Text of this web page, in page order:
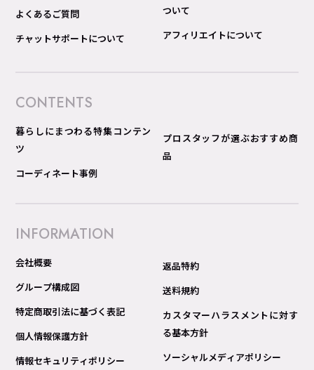
よくあるご質問
チャットサポートについて
ついて
アフィリエイトについて
CONTENTS
暮らしにまつわる特集コンテン
ツ
コーディネート事例
プロスタッフが選ぶおすすめ商
品
INFORMATION
会社概要
グループ構成図
特定商取引法に基づく表記
個人情報保護方針
情報セキュリティポリシー
返品特約
送料規約
カスタマーハラスメントに対す
る基本方針
ソーシャルメディアポリシー